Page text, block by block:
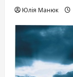
Юлія Манюк